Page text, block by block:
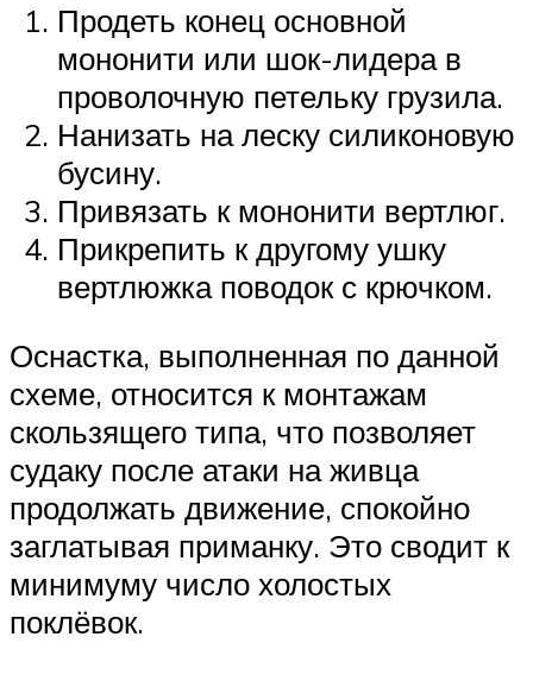
Продеть конец основной
мононити или шок-лидера в
проволочную петельку грузила.
Нанизать на леску силиконовую
бусину.
Привязать к мононити вертлюг.
Прикрепить к другому ушку
вертлюжка поводок с крючком.
Оснастка, выполненная по данной
схеме, относится к монтажам
скользящего типа, что позволяет
судаку после атаки на живца
продолжать движение, спокойно
заглатывая приманку. Это сводит к
минимуму число холостых
поклёвок.